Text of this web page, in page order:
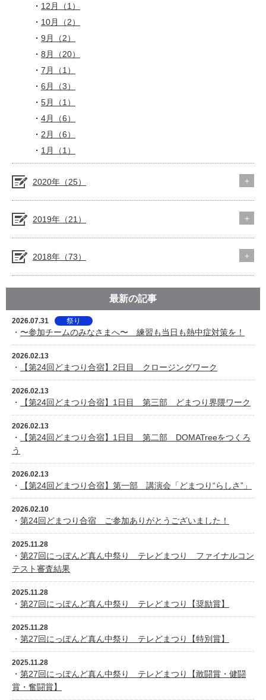
12月（1）
10月（2）
9月（2）
8月（20）
7月（1）
6月（3）
5月（1）
4月（6）
2月（6）
1月（1）
2020年（25）
2019年（21）
2018年（73）
最新の記事
2026.07.31 祭り
・ 〜参加チームのみなさまへ〜 練習も当日も熱中症対策を！
2026.02.13
・ 【第24回どまつり合宿】2日目 クロージングワーク
2026.02.13
・ 【第24回どまつり合宿】1日目 第三部 どまつり界隈ワーク
2026.02.13
・
【第24回どまつり合宿】1日目 第二部 DOMATreeをつくろ
う
2026.02.13
・ 【第24回どまつり合宿】第一部 講演会「どまつり“らしさ”」
2026.02.10
・ 第24回どまつり合宿 ご参加ありがとうございました！
2025.11.28
・ 第27回にっぽんど真ん中祭り テレどまつり ファイナルコン
テスト審査結果
2025.11.28
・ 第27回にっぽんど真ん中祭り テレどまつり【奨励賞】
2025.11.28
・ 第27回にっぽんど真ん中祭り テレどまつり【特別賞】
2025.11.28
・ 第27回にっぽんど真ん中祭り テレどまつり【敢闘賞・健闘
賞・奮闘賞】